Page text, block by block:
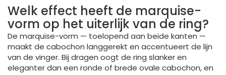
Welk effect heeft de marquise-
vorm op het uiterlijk van de ring?
De marquise-vorm — toelopend aan beide kanten —
maakt de cabochon langgerekt en accentueert de lijn
van de vinger. Bij dragen oogt de ring slanker en
eleganter dan een ronde of brede ovale cabochon, en